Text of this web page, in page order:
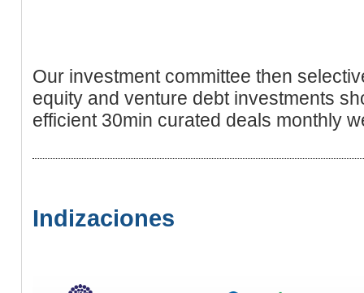
Our investment committee then
equity and venture debt investments
efficient 30min curated deals monthly
Indizaciones